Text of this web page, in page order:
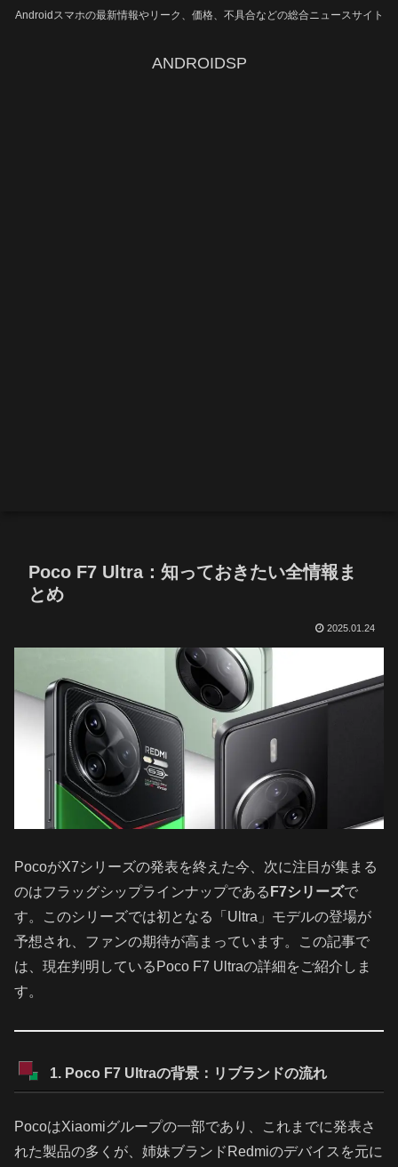
Androidスマホの最新情報やリーク、価格、不具合などの総合ニュースサイト
ANDROIDSP
Poco F7 Ultra：知っておきたい全情報ま
とめ
2025.01.24
PocoがX7シリーズの発表を終えた今、次に注目が集まる
のはフラッグシップラインナップである F7シリーズで
す。このシリーズでは初となる「Ultra」モデルの登場が
予想され、ファンの期待が高まっています。この記事で
は、現在判明しているPoco F7 Ultraの詳細をご紹介しま
す。
1. Poco F7 Ultraの背景：リブランドの流れ
PocoはXiaomiグループの一部であり、これまでに発表さ
れた製品の多くが、姉妹ブランドRedmiのデバイスを元に